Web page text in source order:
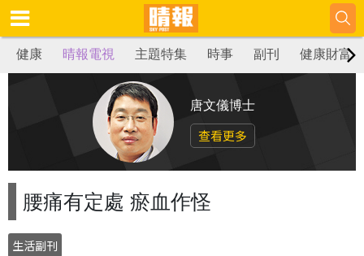
健康 晴報電視 主題特集 時事 副刊 健康財富
唐文儀博士
查看更多
腰痛有定處 瘀血作怪
生活副刊